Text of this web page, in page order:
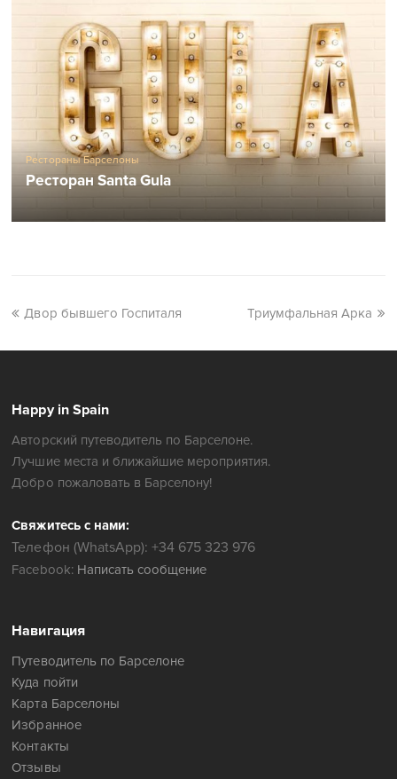
Рестораны Барселоны
Ресторан Santa Gula
Двор бывшего Госпиталя Триумфальная Арка
Happy in Spain
Авторский путеводитель по Барселоне.
Лучшие места и ближайшие мероприятия.
Добро пожаловать в Барселону!
Свяжитесь с нами:
Телефон (WhatsApp): +34 675 323 976
Facebook: Написать сообщение
Навигация
Путеводитель по Барселоне
Куда пойти
Карта Барселоны
Избранное
Контакты
Отзывы